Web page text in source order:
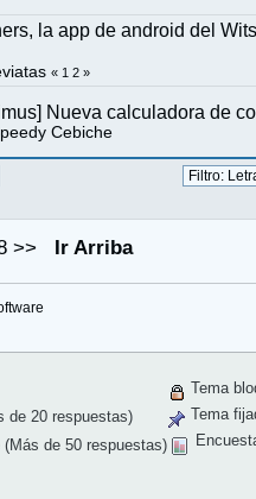
la app de android del
« 1 2 »
Nueva calculadora de
Cebiche
>> Ir Arriba
de 20 respuestas)
de 50 respuestas)
Tema
Tema